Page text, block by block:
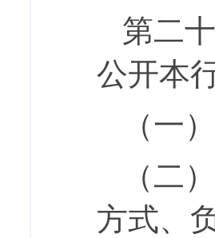
第二
公开本
（一
（二
方式、